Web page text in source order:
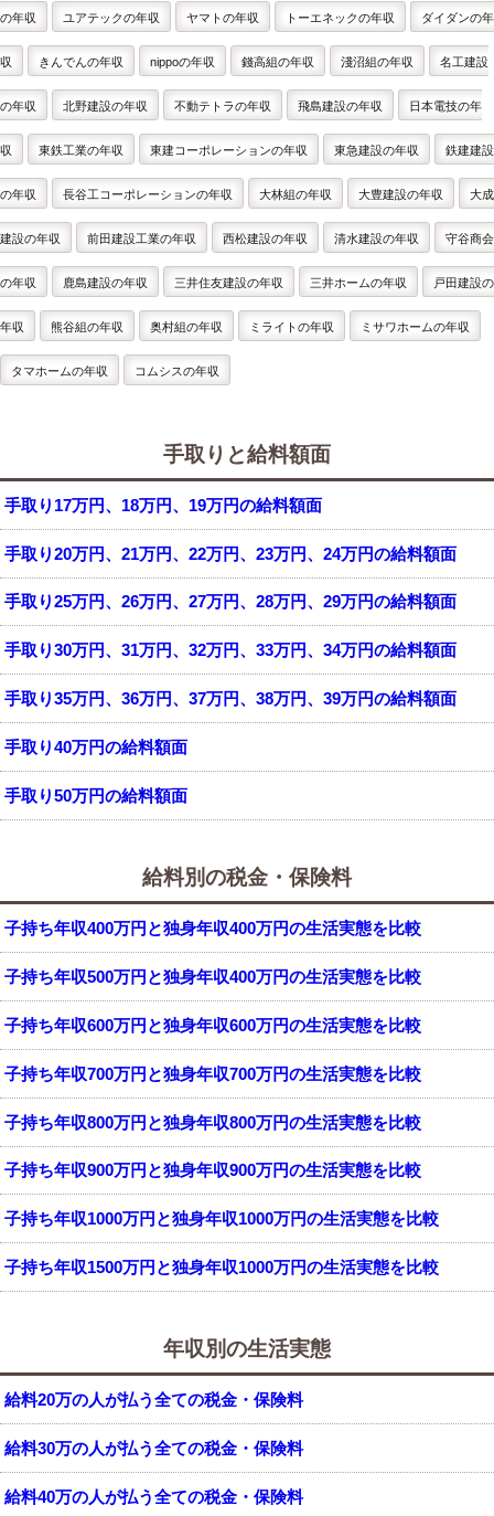
の年収 ユアテックの年収 ヤマトの年収 トーエネックの年収 ダイダンの年
収 きんでんの年収 nippoの年収 錢高組の年収 淺沼組の年収 名工建設
の年収 北野建設の年収 不動テトラの年収 飛島建設の年収 日本電技の年
収 東鉄工業の年収 東建コーポレーションの年収 東急建設の年収 鉄建建設
の年収 長谷工コーポレーションの年収 大林組の年収 大豊建設の年収 大成
建設の年収 前田建設工業の年収 西松建設の年収 清水建設の年収 守谷商会
の年収 鹿島建設の年収 三井住友建設の年収 三井ホームの年収 戸田建設の
年収 熊谷組の年収 奥村組の年収 ミライトの年収 ミサワホームの年収
タマホームの年収 コムシスの年収
手取りと給料額面
手取り17万円、18万円、19万円の給料額面
手取り20万円、21万円、22万円、23万円、24万円の給料額面
手取り25万円、26万円、27万円、28万円、29万円の給料額面
手取り30万円、31万円、32万円、33万円、34万円の給料額面
手取り35万円、36万円、37万円、38万円、39万円の給料額面
手取り40万円の給料額面
手取り50万円の給料額面
給料別の税金・保険料
子持ち年収400万円と独身年収400万円の生活実態を比較
子持ち年収500万円と独身年収400万円の生活実態を比較
子持ち年収600万円と独身年収600万円の生活実態を比較
子持ち年収700万円と独身年収700万円の生活実態を比較
子持ち年収800万円と独身年収800万円の生活実態を比較
子持ち年収900万円と独身年収900万円の生活実態を比較
子持ち年収1000万円と独身年収1000万円の生活実態を比較
子持ち年収1500万円と独身年収1000万円の生活実態を比較
年収別の生活実態
給料20万の人が払う全ての税金・保険料
給料30万の人が払う全ての税金・保険料
給料40万の人が払う全ての税金・保険料